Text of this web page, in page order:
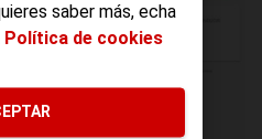
saber más, echa
Política de cookies